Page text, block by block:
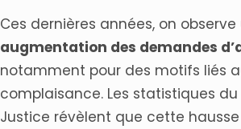
Ces dernières années, on observe
augmentation des demandes
notamment pour des motifs liés
complaisance. Les statistiques
Justice révèlent que cette